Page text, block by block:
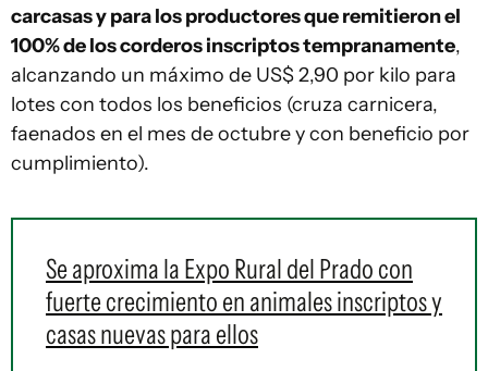
carcasas y para los productores que remitieron el
100% de los corderos inscriptos tempranamente,
alcanzando un máximo de US$ 2,90 por kilo para
lotes con todos los beneficios (cruza carnicera,
faenados en el mes de octubre y con beneficio por
cumplimiento).
Se aproxima la Expo Rural del Prado con
fuerte crecimiento en animales inscriptos y
casas nuevas para ellos